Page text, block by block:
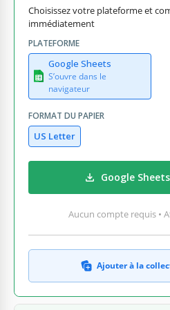
Choisissez votre plateforme et
immédiatement
PLATEFORME
Google Sheets
S’ouvre dans le
navigateur
FORMAT DU PAPIER
US Letter
Google
Aucun compte requis •
Ajouter à la